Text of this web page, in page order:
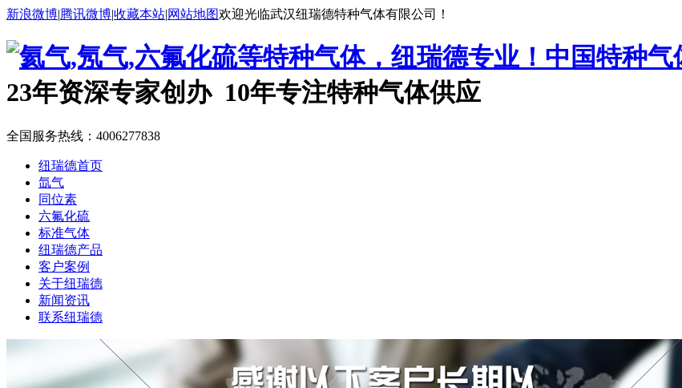
新浪微博|腾讯微博|收藏本站|网站地图欢迎光临武汉纽瑞德特种气体有限公司！
中国特种气
23年资深专家创办 10年专注特种气体供应
全国服务热线： 4006277838
纽瑞德首页
氙气
同位素
六氟化硫
标准气体
纽瑞德产品
客户案例
关于纽瑞德
新闻资讯
联系纽瑞德